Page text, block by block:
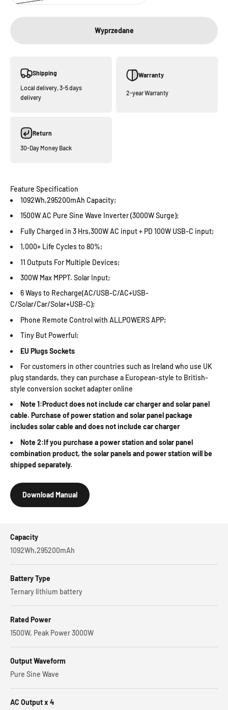
Wyprzedane
Shipping
Local delivery, 3-5 days
delivery
Warranty
2-year Warranty
Return
30-Day Money Back
Feature Specification
1092Wh,295200mAh Capacity;
1500W AC Pure Sine Wave Inverter (3000W Surge);
Fully Charged in 3 Hrs,300W AC input + PD 100W USB-C input;
1,000+ Life Cycles to 80%;
11 Outputs For Multiple Devices;
300W Max MPPT. Solar Input;
6 Ways to Recharge(AC/USB-C/AC+USB-
C/Solar/Car/Solar+USB-C);
Phone Remote Control with ALLPOWERS APP;
Tiny But Powerful;
EU Plugs Sockets
For customers in other countries such as Ireland who use UK
plug standards, they can purchase a European-style to British-
style conversion socket adapter online
Note 1:Product does not include car charger and solar panel
cable. Purchase of power station and solar panel package
includes solar cable and does not include car charger
Note 2:If you purchase a power station and solar panel
combination product, the solar panels and power station will be
shipped separately.
Download Manual
Capacity
1092Wh,295200mAh
Battery Type
Ternary lithium battery
Rated Power
1500W, Peak Power 3000W
Output Waveform
Pure Sine Wave
AC Output x 4